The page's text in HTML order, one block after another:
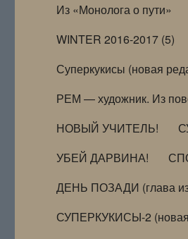
Из «Монолога о пути»
WINTER 2016-2017 (5)
Суперкукисы (новая
РЕМ — художник. Из
НОВЫЙ УЧИТЕЛЬ!
УБЕЙ ДАРВИНА!
ДЕНЬ ПОЗАДИ (глава
СУПЕРКУКИСЫ-2 (новая